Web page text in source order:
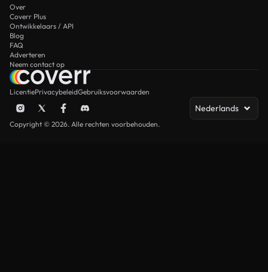
Over
Coverr Plus
Ontwikkelaars / API
Blog
FAQ
Adverteren
Neem contact op
LicentiePrivacybeleidGebruiksvoorwaarden
Nederlands
Copyright © 2026. Alle rechten voorbehouden.